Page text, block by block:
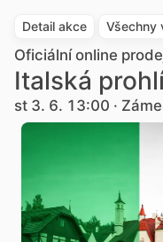
Detail akce Všechny
Oficiální online
Italská
st 3. 6. 13:00 ·